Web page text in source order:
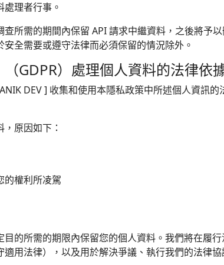
理者行事。
所需的期間內保留 API 請求中繼資料，之後將予
全需要或遵守法律而必須保留的情況除外。
GDPR）處理個人資料的法律依
DEV ] 收集和使用本隱私政策中所述個人資訊
原因如下：
的權利所凌駕
目的所需的期限內保留您的個人資料。我們將在履
用法律），以及用於解決爭議、執行我們的法律協